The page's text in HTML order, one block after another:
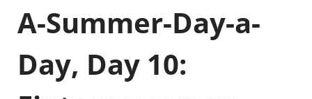
A-Summer-Day-a-
Day, Day 10: